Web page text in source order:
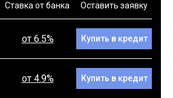
Ставка от банка Оставить заявку
от 6.5% Купить в кредит
от 4.9% Купить в кредит